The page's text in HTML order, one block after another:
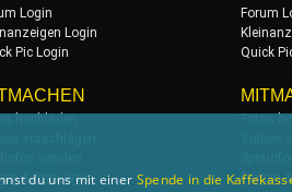
Login
Login
Pic Login
hochladen
& Antworten
Forum
Quick
Fotos
Fragen
du uns mit einer Spende in die